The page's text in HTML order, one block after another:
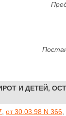
И ДЕТЕЙ,
от 30.03.98 N 366